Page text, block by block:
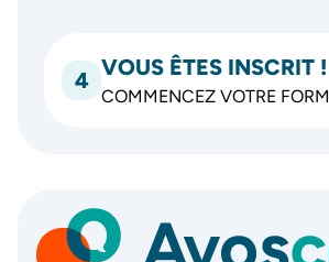
4 VOUS ÊTES INSCRIT !
COMMENCEZ VOTRE